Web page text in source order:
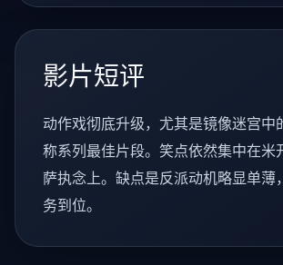
影片短评
动作戏彻底升级，尤其是镜像迷宫中
称系列最佳片段。笑点依然集中在米
萨执念上。缺点是反派动机略显单薄
务到位。